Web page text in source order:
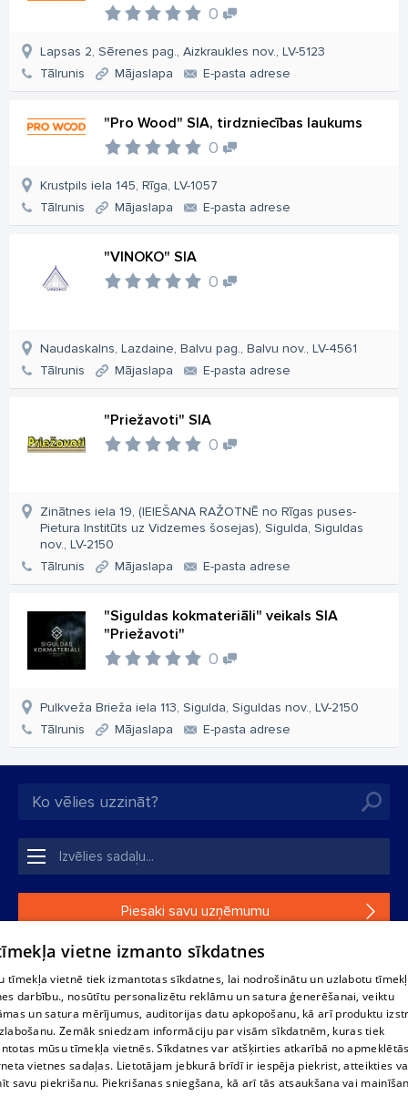
0
Lapsas 2, Sērenes pag., Aizkraukles nov., LV-5123
Tālrunis
Mājaslapa E-pasta adrese
"Pro Wood" SIA, tirdzniecības laukums
0
Krustpils iela 145, Rīga, LV-1057
Tālrunis
Mājaslapa E-pasta adrese
"VINOKO" SIA
0
Naudaskalns, Lazdaine, Balvu pag., Balvu nov., LV-4561
Tālrunis
Mājaslapa E-pasta adrese
"Priežavoti" SIA
0
Zinātnes iela 19, (IEIEŠANA RAŽOTNĒ no Rīgas puses-
Pietura Institūts uz Vidzemes šosejas), Sigulda, Siguldas
nov., LV-2150
Tālrunis
Mājaslapa E-pasta adrese
"Siguldas kokmateriāli" veikals SIA
"Priežavoti"
0
Pulkveža Brieža iela 113, Sigulda, Siguldas nov., LV-2150
Tālrunis
Mājaslapa E-pasta adrese
Piesaki savu uzņēmumu
Ja tavs uzņēmums nav mūsu datubāzē, aizpildi vienkāršu
1188 datu bāzes, tās daļas vai datu bāzē iekļautās informācijas,
vai informācijas daļas pavairošana vai izplatīšana jebkādā formā
stingri aizliegta. Tāpat arī ir aizliegta lejupielāde automātiskā
režīmā. Jebkura 1188 web lapā publicētā materiāla
vietne izmanto sīkdatnes
tīmekļa vietnē tiek izmantotas sīkdatnes, lai nodrošinātu un uzlabotu
darbību., nosūtītu personalizētu reklāmu un satura ģenerēšanai, veiktu
un satura mērījumus, auditorijas datu apkopošanu, kā arī produktu
Zemāk sniedzam informāciju par visām sīkdatnēm, kuras tiek
mūsu tīmekļa vietnēs. Sīkdatnes var atšķirties atkarībā no
vietnes sadaļas. Lietotājam jebkurā brīdī ir iespēja piekrist, atteikties
savu piekrišanu. Piekrišanas sniegšana, kā arī tās atsaukšana vai